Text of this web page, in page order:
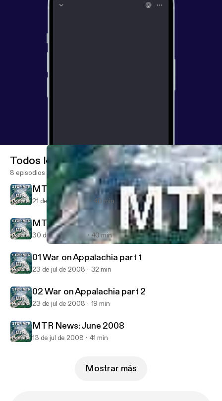
Mountain Top Removal - Coal, Mining, Appalachian,
Todos los episodios
8 episodios
MTR News: September 2008
21 de sep de 2008 40 min
MTR News: July 2008
30 de jul de 2008 40 min
01 War on Appalachia part 1
23 de jul de 2008 32 min
02 War on Appalachia part 2
23 de jul de 2008 19 min
MTR News: June 2008
13 de jul de 2008 41 min
Mostrar más